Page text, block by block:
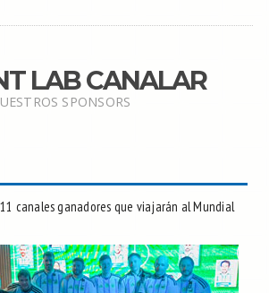
LAB CANALAR
SPONSORS
canales ganadores que viajarán al Mundial